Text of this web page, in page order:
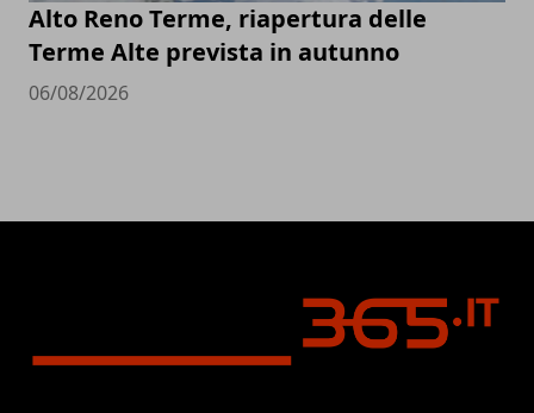
Alto Reno Terme, riapertura delle
Terme Alte prevista in autunno
06/08/2026